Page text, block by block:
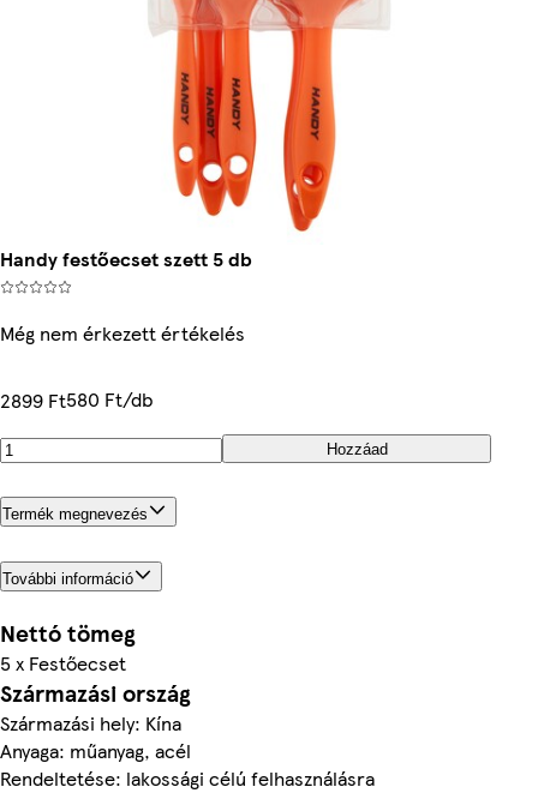
Handy festőecset szett 5 db
Még nem érkezett értékelés
2899 Ft580 Ft/db
Hozzáad
Termék megnevezés
További információ
Nettó tömeg
5 x Festőecset
Származási ország
Származási hely: Kína
Anyaga: műanyag, acél
Rendeltetése: lakossági célú felhasználásra